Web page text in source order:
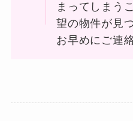
まってしまう
望の物件が見
お早めにご連